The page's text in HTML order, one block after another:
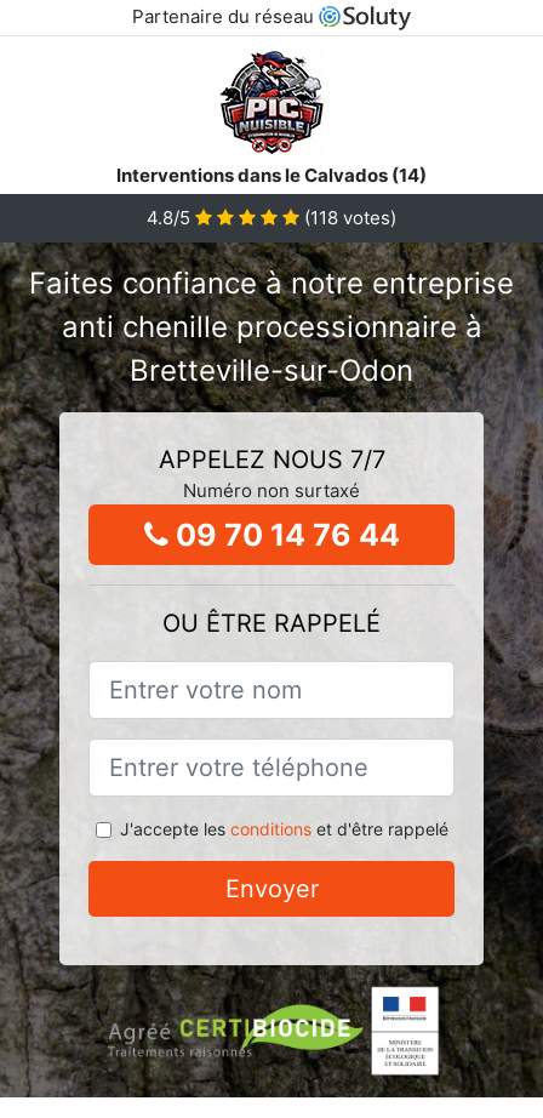
Partenaire du réseau
Interventions dans le Calvados (14)
4.8/5
(118 votes)
Faites confiance à notre entreprise
anti chenille processionnaire à
Bretteville-sur-Odon
APPELEZ NOUS 7/7
Numéro non surtaxé
09 70 14 76 44
OU ÊTRE RAPPELÉ
J'accepte les conditionset d'être rappelé
Envoyer